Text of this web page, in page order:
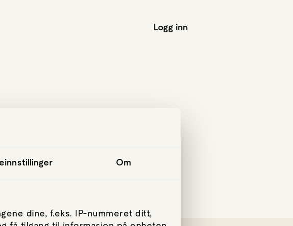
Om
dine, f.eks. IP-nummeret ditt,
Logg inn